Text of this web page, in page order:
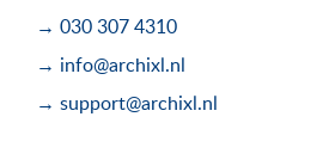
→ 030 307 4310
→ info@archixl.nl
→ support@archixl.nl